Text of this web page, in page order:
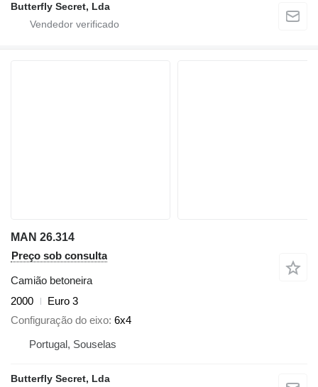
Butterfly Secret, Lda
MAN 26.314
Preço sob consulta
Camião betoneira
2000
Euro 3
Configuração do eixo 6x4
Portugal, Souselas
Butterfly Secret, Lda